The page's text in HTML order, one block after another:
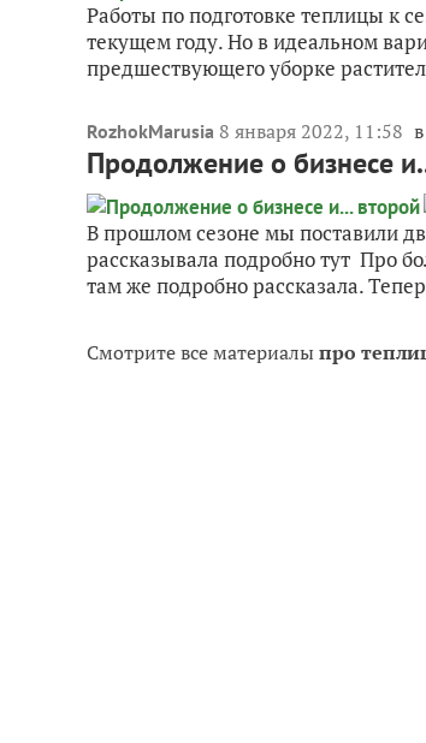
Работы по подготовке теплицы к
текущем году. Но в идеальном
предшествующего уборке
RozhokMarusia 8 января 2022, 11:58
Продолжение о бизнесе
В прошлом сезоне мы поставили
рассказывала подробно тут Про
там же подробно рассказала.
Смотрите все материалыпро